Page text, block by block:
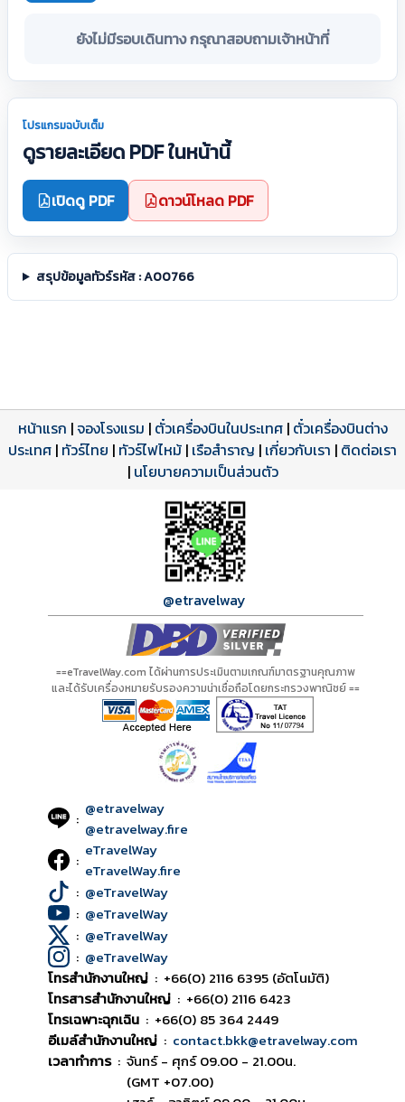
ยังไม่มีรอบเดินทาง กรุณาสอบถามเจ้าหน้าที่
โปรแกรมฉบับเต็ม
ดูรายละเอียด PDF ในหน้านี้
เปิดดู PDF ดาวน์โหลด PDF
สรุปข้อมูลทัวร์รหัส : A00766
โปรแกรมทัวร์
ดาวน์โหลด PDF
รีวิวลูกค้าจริง
รีวิวจาก eTravelWay
เปิดหน้าเต็ม
ใบอนุญาตนำเที่ยว
เลขที่ 11/11450
เปิดหน้าเต็ม
หน้าแรก |จองโรงแรม | ตั๋วเครื่องบินในประเทศ| ตั๋วเครื่องบินต่าง
ประเทศ | ทัวร์ไทย | ทัวร์ไฟไหม้ | เรือสำราญ | เกี่ยวกับเรา | ติดต่อเรา
| นโยบายความเป็นส่วนตัว
@etravelway
==eTravelWay.com ได้ผ่านการประเมินตามเกณฑ์มาตรฐานคุณภาพ
และได้รับเครื่องหมายรับรองความน่าเชื่อถือโดยกระทรวงพาณิชย์ ==
: @etravelway
@etravelway.fire
: eTravelWay
eTravelWay.fire
: @eTravelWay
: @eTravelWay
: @eTravelWay
: @eTravelWay
โทรสำนักงานใหญ่ : +66(0) 2116 6395 (อัตโนมัติ)
โทรสารสำนักงานใหญ่ : +66(0) 2116 6423
โทรเฉพาะฉุกเฉิน : +66(0) 85 364 2449
อีเมล์สำนักงานใหญ่ : contact.bkk@etravelway.com
เวลาทำการ : จันทร์ - ศุกร์ 09.00 - 21.00น.
(GMT +07.00)